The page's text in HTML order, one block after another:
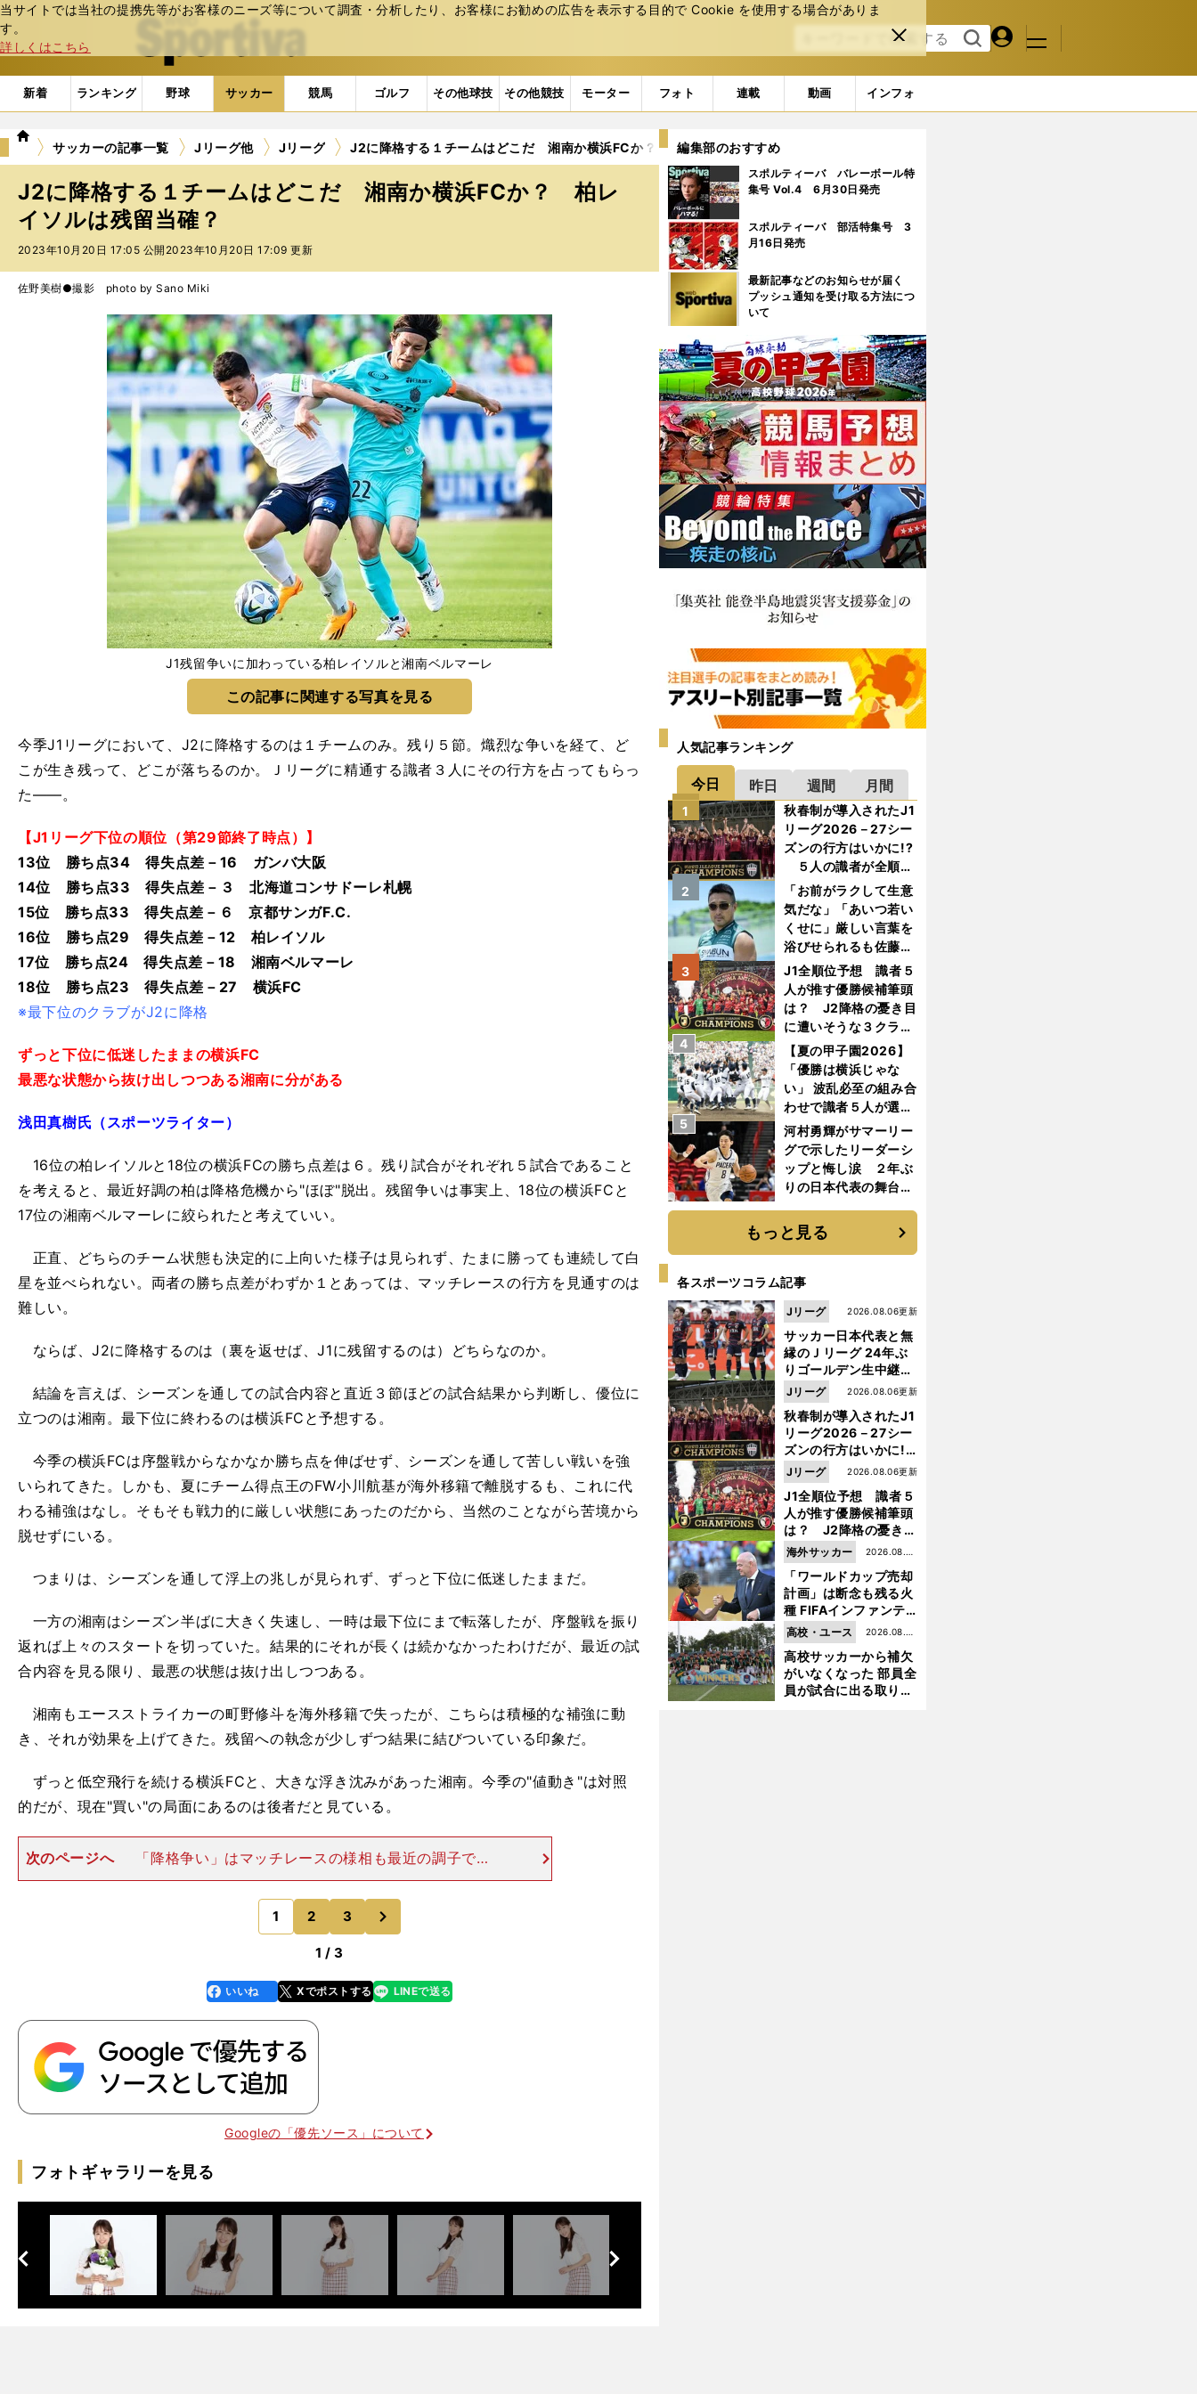
当サイトでは当社の提携先等がお客様のニーズ等について調査・分析したり、お客様にお勧めの広告を表⽰する⽬的で Cookie を使⽤する場合がありま
す。
詳しくはこちら
閉じ
る
web Sportiva (webスポルティーバ)
検索
る
マイペ
ジ
メニュ
新着 ランキング 野球 サッカー 競馬 ゴルフ その他球技 その他競技 モーター フォト 連載 動画 インフォ
we
ポ
ル
テ
ィ
ー
バ
サッカーの記事一覧 Jリーグ他 Jリーグ J2に降格する１チームはどこだ 湘南か横浜FCか？ 柏レイソルは残留当確？
J2に降格する１チームはどこだ 湘南か横浜FCか？ 柏レ
イソルは残留当確？
2023年10月20日 17:05 公開 2023年10月20日 17:09 更新
佐野美樹●撮影 photo by Sano Miki
J1残留争いに加わっている柏レイソルと湘南ベルマーレ
この記事に関連する写真を見る
今季J1リーグにおいて、J2に降格するのは１チームのみ。残り５節。熾烈な争いを経て、ど
こが生き残って、どこが落ちるのか。Ｊリーグに精通する識者３人にその行方を占ってもらっ
た――。
【J1リーグ下位の順位（第29節終了時点）】
13位 勝ち点34 得失点差－16 ガンバ大阪
14位 勝ち点33 得失点差－３ 北海道コンサドーレ札幌
15位 勝ち点33 得失点差－６ 京都サンガF.C.
16位 勝ち点29 得失点差－12 柏レイソル
17位 勝ち点24 得失点差－18 湘南ベルマーレ
18位 勝ち点23 得失点差－27 横浜FC
※最下位のクラブがJ2に降格
ずっと下位に低迷したままの横浜FC
最悪な状態から抜け出しつつある湘南に分がある
浅田真樹氏（スポーツライター）
16位の柏レイソルと18位の横浜FCの勝ち点差は６。残り試合がそれぞれ５試合であること
を考えると、最近好調の柏は降格危機から"ほぼ"脱出。残留争いは事実上、18位の横浜FCと
17位の湘南ベルマーレに絞られたと考えていい。
正直、どちらのチーム状態も決定的に上向いた様子は見られず、たまに勝っても連続して白
星を並べられない。両者の勝ち点差がわずか１とあっては、マッチレースの行方を見通すのは
難しい。
ならば、J2に降格するのは（裏を返せば、J1に残留するのは）どちらなのか。
結論を言えば、シーズンを通しての試合内容と直近３節ほどの試合結果から判断し、優位に
立つのは湘南。最下位に終わるのは横浜FCと予想する。
今季の横浜FCは序盤戦からなかなか勝ち点を伸ばせず、シーズンを通して苦しい戦いを強
いられてきた。しかも、夏にチーム得点王のFW小川航基が海外移籍で離脱するも、これに代
わる補強はなし。そもそも戦力的に厳しい状態にあったのだから、当然のことながら苦境から
脱せずにいる。
つまりは、シーズンを通して浮上の兆しが見られず、ずっと下位に低迷したままだ。
一方の湘南はシーズン半ばに大きく失速し、一時は最下位にまで転落したが、序盤戦を振り
返れば上々のスタートを切っていた。結果的にそれが長くは続かなかったわけだが、最近の試
合内容を見る限り、最悪の状態は抜け出しつつある。
湘南もエースストライカーの町野修斗を海外移籍で失ったが、こちらは積極的な補強に動
き、それが効果を上げてきた。残留への執念が少しずつ結果に結びついている印象だ。
ずっと低空飛行を続ける横浜FCと、大きな浮き沈みがあった湘南。今季の"値動き"は対照
的だが、現在"買い"の局面にあるのは後者だと見ている。
次のページへ
「降格争い」はマッチレースの様相も最近の調子で上
回る湘南が横浜FCをリード杉山茂樹氏（スポーツライター） 残り５試
合。降格圏である最下位（横浜FC）と現在、勝ち点差が10ある京都サ
ンガF.C.（1
1 2 3
1 / 3
faceboo
k
いいね Xでポストする
line LINEで送る
Googleの「優先ソース」について
フォトギャラリーを見る
次
へ
編集部のおすすめ
スポルティーバ バレーボール特
集号 Vol.4 6月30日発売
スポルティーバ 部活特集号 3
月16日発売
最新記事などのお知らせが届く
プッシュ通知を受け取る方法につ
いて
人気記事ランキング
今日 昨日 週間 月間
秋春制が導入されたJ1
リーグ2026－27シー
ズンの行方はいかに!?
５人の識者が全順位
を大胆予想
1
「お前がラクして生意
気だな」「あいつ若い
くせに」厳しい言葉を
浴びせられるも佐藤慎
太郎が貫いた誇りとフ
ァンへの思い
2
J1全順位予想 識者５
人が推す優勝候補筆頭
は？ J2降格の憂き目
に遭いそうな３クラブ
とは？
3
【夏の甲子園2026】
「優勝は横浜じゃな
い」 波乱必至の組み合
わせで識者５人が選ん
だ優勝校はここだ！
4
河村勇輝がサマーリー
グで示したリーダーシ
ップと悔し涙 ２年ぶ
りの日本代表の舞台を
は続く
5
もっと見る
各スポーツコラム記事
サッカー日本代表と無
縁のＪリーグ 24年ぶ
りゴールデン生中継の
開幕戦でヘタな試合は
見せられない
2026.08.06更新
Jリーグ
秋春制が導入されたJ1
リーグ2026－27シー
ズンの行方はいかに!?
５人の識者が全順位
を大胆予想
2026.08.06更新
Jリーグ
J1全順位予想 識者５
人が推す優勝候補筆頭
は？ J2降格の憂き目
に遭いそうな３クラブ
とは？
2026.08.06更新
Jリーグ
「ワールドカップ売却
計画」は断念も残る火
種 FIFAインファンテ
ィーノ会長体制に何が
起きているのか
2026.08.05
更新
海外サッカー
高校サッカーから補欠
がいなくなった 部員全
員が試合に出る取り組
2026.08.05
更新
高校・ユース